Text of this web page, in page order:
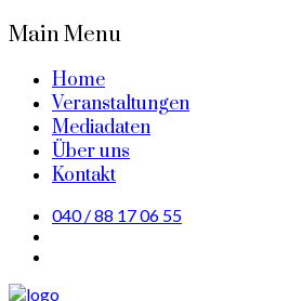
Main Menu
Home
Veranstaltungen
Mediadaten
Über uns
Kontakt
040 / 88 17 06 55